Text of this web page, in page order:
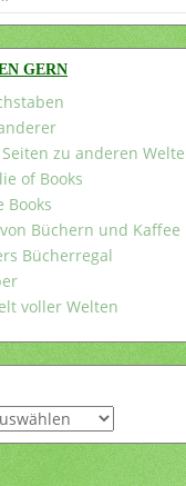
GERN
zu anderen
of Books
Books
Büchern und Kaffee
Bücherregal
voller Welten